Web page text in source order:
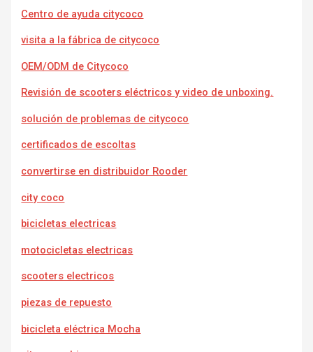
Centro de ayuda citycoco
visita a la fábrica de citycoco
OEM/ODM de Citycoco
Revisión de scooters eléctricos y video de unboxing.
solución de problemas de citycoco
certificados de escoltas
convertirse en distribuidor Rooder
city coco
bicicletas electricas
motocicletas electricas
scooters electricos
piezas de repuesto
bicicleta eléctrica Mocha